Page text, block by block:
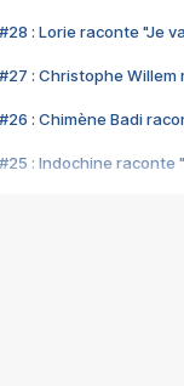
#28 : Lorie raconte "Je
#27 : Christophe
#26 : Chimène Badi
#25 : Indochine raconte